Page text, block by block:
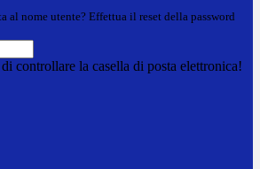
al nome utente? Effettua il reset della password
controllare la casella di posta elettronica!